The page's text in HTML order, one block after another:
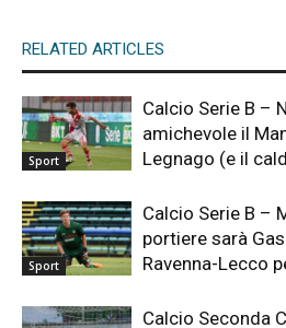
RELATED ARTICLES
Sport
Calcio Serie B –
amichevole il
Legnago (e il
Sport
Calcio Serie B –
portiere sarà
Ravenna-Lecco
Calcio Seconda